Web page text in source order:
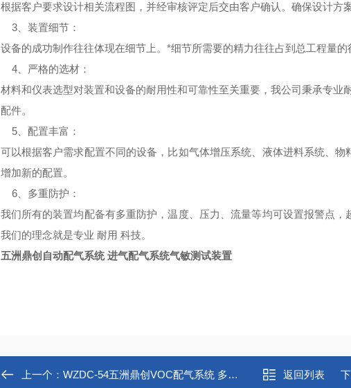
根据客户要求设计相关流程图，并经审核评定后交由客户确认。确保设计方案
3、 装置细节：
设备的成功制作往往体现在细节上。*细节所需要的精力往往占到总工程量
4、 严格的选材：
材料和仪表选型对装置和设备的耐用性和可靠性至关重要，我公司秉承专
配件。
5、 配置丰富 ：
可以根据客户需求配置不同的设备，比如气体增压系统、液体进料系统、
增加新的配置。
6、 多重防护 ：
我们所有的装置均配备有多重防护，温度、压力、流量等均可设置报警点，
我们的理念就是专业 耐用 科技。
五洲鼎创自动配气系统 进气配气系统气敏测试装置
上一个： WZDC-54五洲鼎创VOC配气系统 多功能配气装置 返回列表